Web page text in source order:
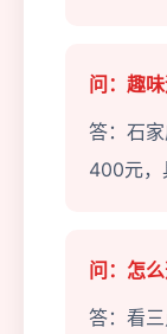
问：趣
答：石
400元，
问：怎
答：看